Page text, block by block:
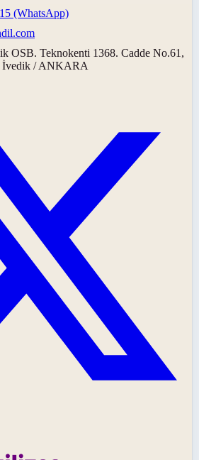
(WhatsApp)
OSB. Teknokenti 1368. Cadde No.61,
İvedik / ANKARA